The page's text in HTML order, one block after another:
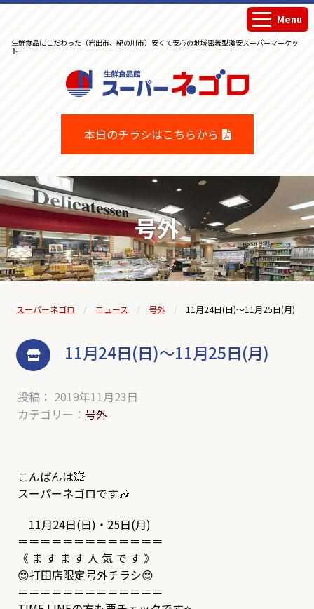
生鮮食品にこだわった（岩出市、紀の川市）安くて安心の地域密着型激安スーパーマーケッ
ト
本日のチラシはこちらから
Menu
号外
スーパーネゴロ ニュース 号外 11月24日(日)～11月25日(月)
11月24日(日)～11月25日(月)
投稿： 2019年11月23日
カテゴリー： 号外
こんばんは💥
スーパーネゴロです🎶
11月24日(日)・25日(月)
＝＝＝＝＝＝＝＝＝＝＝＝＝
《 ま す ま す 人 気 で す 》
😍打田店限定号外チラシ😍
＝＝＝＝＝＝＝＝＝＝＝＝＝